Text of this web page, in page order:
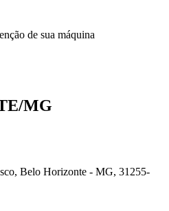
de sua máquina
MG
Belo Horizonte - MG, 31255-